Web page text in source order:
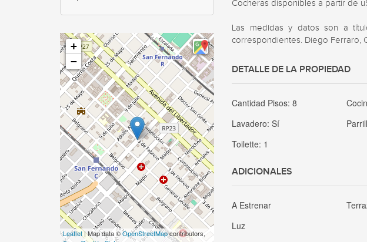
+
−
Leaflet| Map data ©OpenStreetMapcontributors,
Cocheras disponibles a partir de
Las medidas y datos son a
correspondientes. Diego Ferraro,
DETALLE DE LA PROPIEDAD
Cantidad Pisos:8
Lavadero:Sí
Toilette: 1
ADICIONALES
A Estrenar
Luz